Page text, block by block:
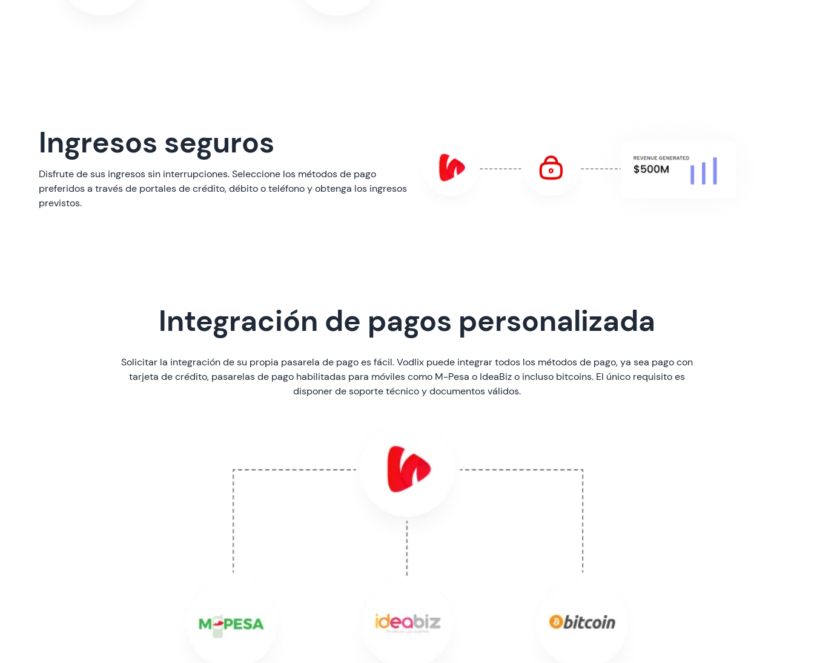
Ingresos seguros
Disfrute de sus ingresos sin interrupciones. Seleccione los métodos de pago
preferidos a través de portales de crédito, débito o teléfono y obtenga los ingresos
previstos.
Integración de pagos personalizada
Solicitar la integración de su propia pasarela de pago es fácil. Vodlix puede integrar todos los métodos de pago, ya sea pago con
tarjeta de crédito, pasarelas de pago habilitadas para móviles como M-Pesa o IdeaBiz o incluso bitcoins. El único requisito es
disponer de soporte técnico y documentos válidos.